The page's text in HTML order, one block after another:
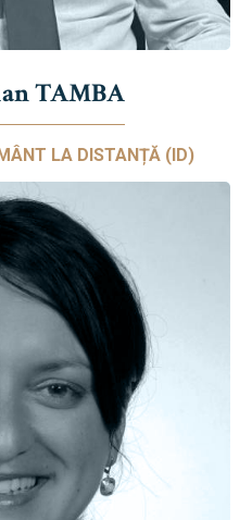
TAMBA
LA DISTANȚĂ (ID)